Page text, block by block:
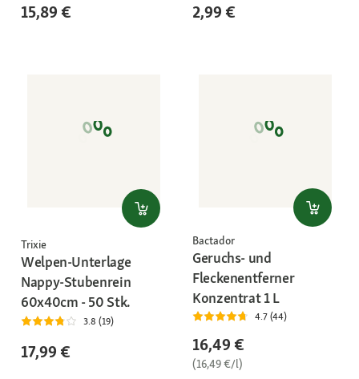
15,89 € 2,99 €
Trixie
Welpen-Unterlage
Nappy-Stubenrein
60x40cm - 50 Stk.
3.8 (19)
17,99 €
Bactador
Geruchs- und
Fleckenentferner
Konzentrat 1 L
4.7 (44)
16,49 €
(16,49 €/l)